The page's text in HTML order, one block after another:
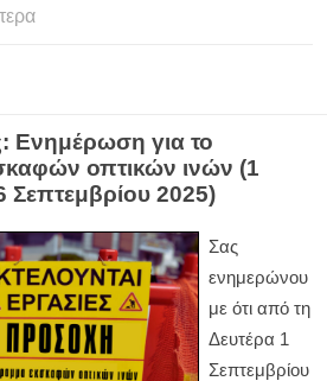
Ενημέρωση για το
οπτικών ινών (1
Σεπτεμβρίου 2025)
Σας
ενημερώνου
με ότι από τη
Δευτέρα 1
Σεπτεμβρίου